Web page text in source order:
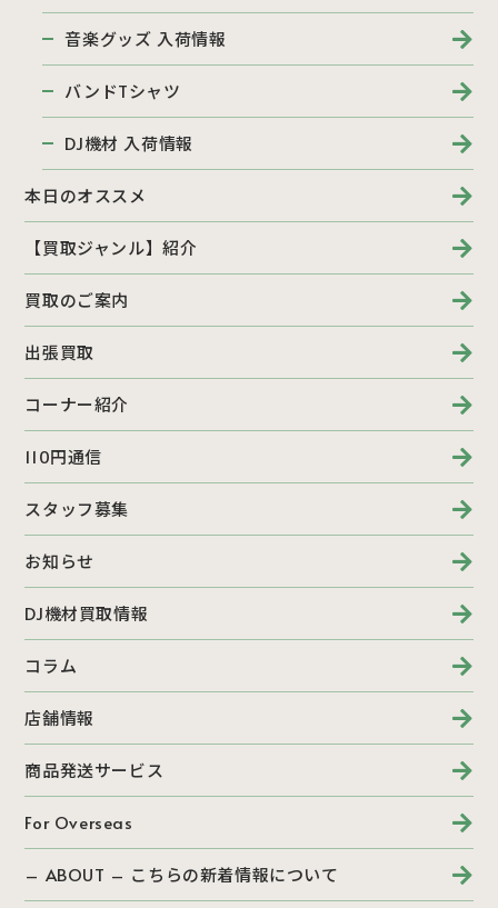
音楽グッズ 入荷情報
バンドTシャツ
DJ機材 入荷情報
本日のオススメ
【買取ジャンル】紹介
買取のご案内
出張買取
コーナー紹介
110円通信
スタッフ募集
お知らせ
DJ機材買取情報
コラム
店舗情報
商品発送サービス
For Overseas
– ABOUT – こちらの新着情報について